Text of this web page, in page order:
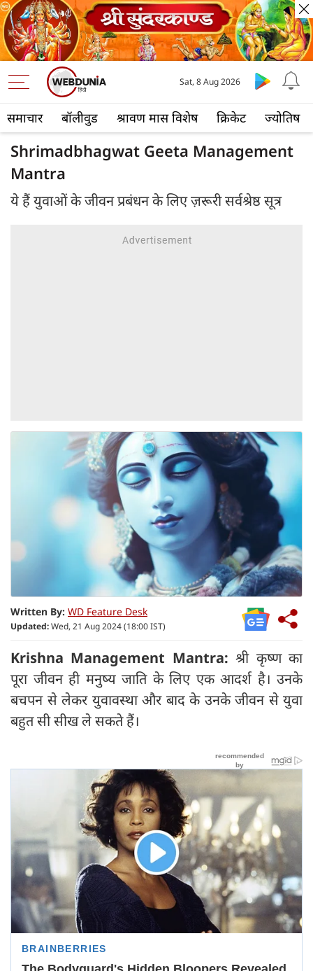
समाचार बॉलीवुड श्रावण मास विशेष क्रिकेट ज्योतिष
Sat, 8 Aug 2026
Shrimadbhagwat Geeta Management
Mantra
ये हैं युवाओं के जीवन प्रबंधन के लिए ज़रूरी सर्वश्रेष्ठ सूत्र
Written By: WD Feature Desk
Updated:Wed, 21 Aug 2024 (18:00 IST)
Krishna Management Mantra:श्री कृष्ण का
पूरा जीवन ही मनुष्य जाति के लिए एक आदर्श है। उनके
बचपन से लेकर युवावस्था और बाद के उनके जीवन से युवा
बहुत सी सीख ले सकते हैं।